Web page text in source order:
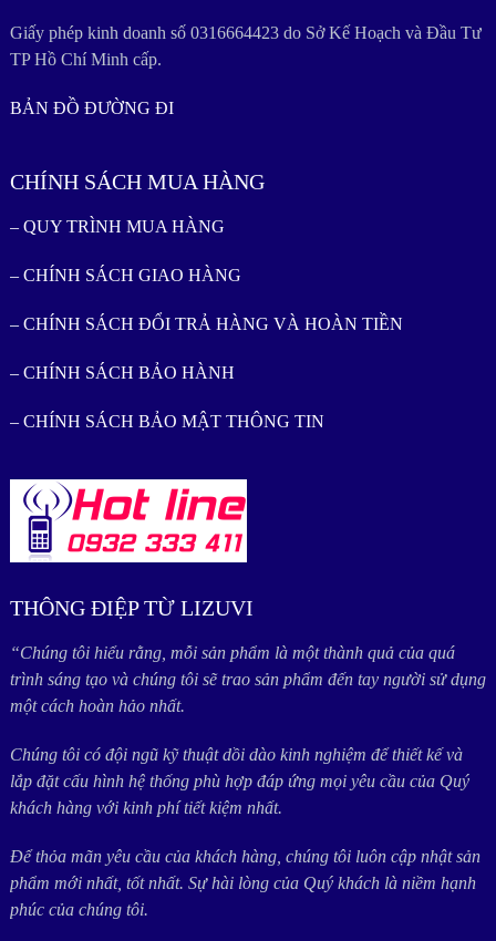
Giấy phép kinh doanh số 0316664423 do Sở Kế Hoạch và Đầu Tư
TP Hồ Chí Minh cấp.
BẢN ĐỒ ĐƯỜNG ĐI
CHÍNH SÁCH MUA HÀNG
– QUY TRÌNH MUA HÀNG
– CHÍNH SÁCH GIAO HÀNG
– CHÍNH SÁCH ĐỔI TRẢ HÀNG VÀ HOÀN TIỀN
– CHÍNH SÁCH BẢO HÀNH
– CHÍNH SÁCH BẢO MẬT THÔNG TIN
THÔNG ĐIỆP TỪ LIZUVI
“Chúng tôi hiểu rằng, mỗi sản phẩm là một thành quả của quá
trình sáng tạo và chúng tôi sẽ trao sản phẩm đến tay người sử dụng
một cách hoàn hảo nhất.
Chúng tôi có đội ngũ kỹ thuật dồi dào kinh nghiệm để thiết kế và
lắp đặt cấu hình hệ thống phù hợp đáp ứng mọi yêu cầu của Quý
khách hàng với kinh phí tiết kiệm nhất.
Để thỏa mãn yêu cầu của khách hàng, chúng tôi luôn cập nhật sản
phẩm mới nhất, tốt nhất. Sự hài lòng của Quý khách là niềm hạnh
phúc của chúng tôi.